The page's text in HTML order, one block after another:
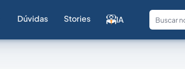
Dúvidas Stories IA